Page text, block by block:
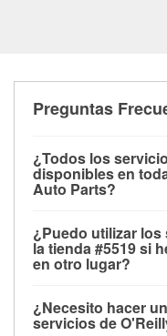
Preguntas
¿Todos los
disponibles en
Auto Parts?
las pruebas de
motor de arranque,
con O'Reilly
limpiaparabrisas o
todas las tiendas
¿Puedo utilizar
la tienda #5519 si
en otro lugar?
de O'Reilly Auto
¿Necesito hacer
servicios de